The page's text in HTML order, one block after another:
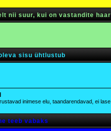
nii suur, kui on vastandite
sisu ühtlustub
inimese elu, taandarendavad, ei
teeb vabaks